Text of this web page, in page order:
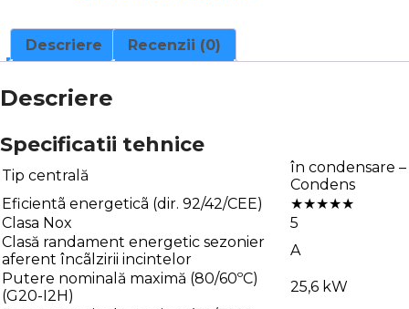
Descriere Recenzii (0)
Descriere
Specificatii tehnice
Tip centrală
în condensare –
Condens
Eficientã energeticã (dir. 92/42/CEE)
★★★★★
Clasa Nox
5
Clasă randament energetic sezonier
aferent încãlzirii incintelor
A
Putere nominală maximă (80/60ºC)
(G20-I2H)
25,6 kW